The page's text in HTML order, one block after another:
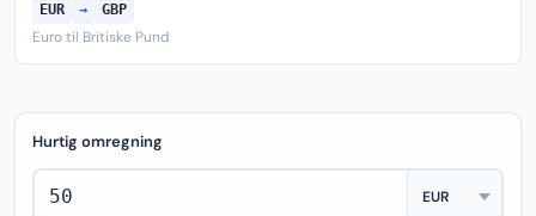
EUR → GBP
Euro til Britiske Pund
Hurtig omregning